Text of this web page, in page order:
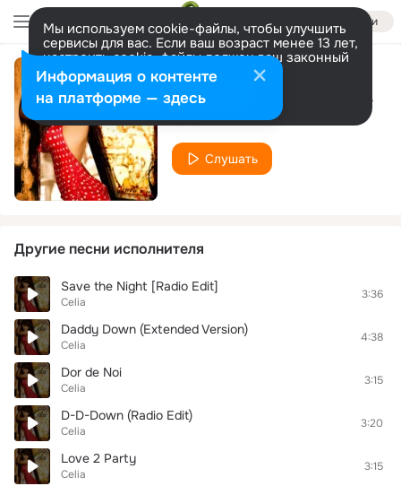
Войти
Мы используем cookie-файлы, чтобы улучшить
сервисы для вас. Если ваш возраст менее 13 лет,
настроить cookie-файлы должен ваш законный
представитель. Больше информации
Разрешить все Настроить Povestea Mea (Romanian Version Ballad)
Celia
Слушать
Другие песни исполнителя
Save the Night [Radio Edit]
Celia
3:36
Daddy Down (Extended Version)
Celia
4:38
Dor de Noi
Celia
3:15
D-D-Down (Radio Edit)
Celia
3:20
Love 2 Party
Celia
3:15
Информация о контенте
на платформе — здесь